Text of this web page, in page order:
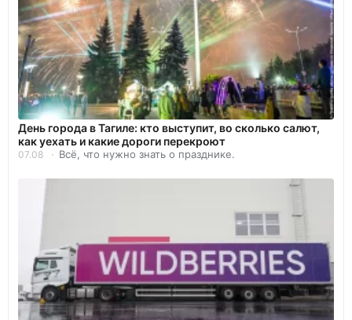
День города в Тагиле: кто выступит, во сколько салют,
как уехать и какие дороги перекроют
07.08 Всё, что нужно знать о празднике.